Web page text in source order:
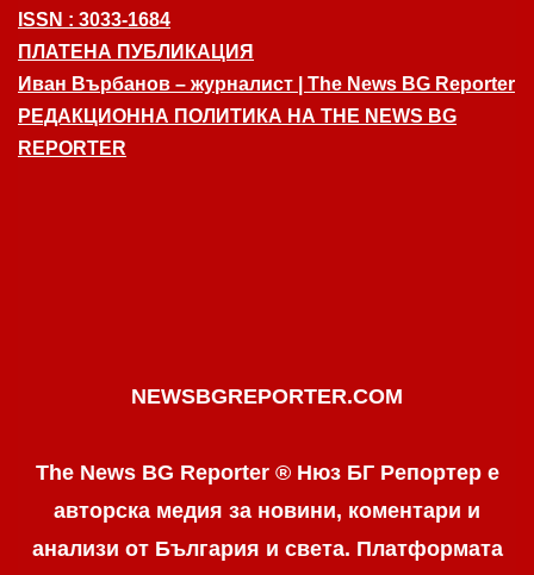
ISSN : 3033-1684
ПЛАТЕНА ПУБЛИКАЦИЯ
Иван Върбанов – журналист | The News BG Reporter
РЕДАКЦИОННА ПОЛИТИКА НА THE NEWS BG
REPORTER
NEWSBGREPORTER.COM
The News BG Reporter ® Нюз БГ Репортер е
авторска медия за новини, коментари и
анализи от България и света. Платформата